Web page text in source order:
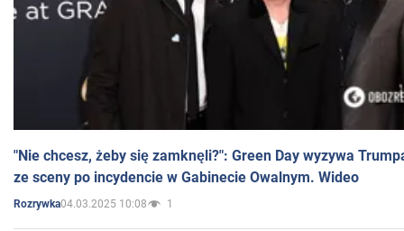
"Nie chcesz, żeby się zamknęli?": Green Day wyzywa
ze sceny po incydencie w Gabinecie Owalnym. Wideo
Rozrywka04.03.2025 10:08 1